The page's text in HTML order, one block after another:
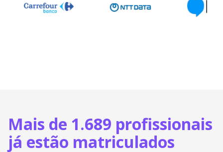
Mais de 1.689 profissionais
já estão matriculados